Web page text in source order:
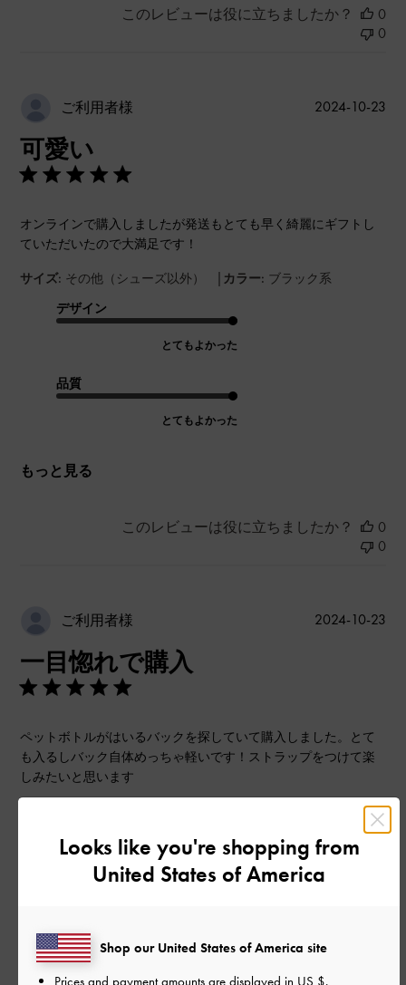
このレビューは役に立ちましたか？
0
0
ご利用者様
可愛い
オンラインで購入しましたが発送もとても早く綺麗にギフトし
ていただいたので大満足です！
サイズ: その他（シューズ以外） | カラー: ブラック系
デザイン
とてもよかった
品質
とてもよかった
もっと見る
公
2024-10-23
このレビューは役に立ちましたか？
0
0
ご利用者様
一目惚れで購入
ペットボトルがはいるバックを探していて購入しました。とて
も入るしバック自体めっちゃ軽いです！ストラップをつけて楽
しみたいと思います
デザイン
とてもよかった
とてもよかった
公
2024-10-23
Looks like you're shopping from
United States of America
Shop our United States of America site
Prices and payment amounts are displayed in US $.